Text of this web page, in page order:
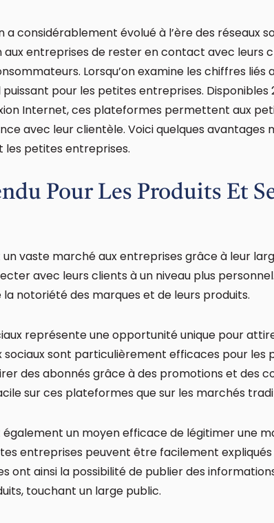
a considérablement évolué à l’ère des réseaux
entreprises de rester en contact avec leurs
Lorsqu’on examine les chiffres liés
puissant pour les petites entreprises.
Internet, ces plateformes permettent aux
avec leur clientèle. Voici quelques avantages
les petites entreprises.
Pour Les Produits Et
un vaste marché aux entreprises grâce à leur
avec leurs clients à un niveau plus
notoriété des marques et de leurs produits.
représente une opportunité unique pour
sociaux sont particulièrement efficaces pour les
des abonnés grâce à des promotions et des
sur ces plateformes que sur les marchés
un moyen efficace de légitimer une
entreprises peuvent être facilement
ont ainsi la possibilité de publier des
touchant un large public.